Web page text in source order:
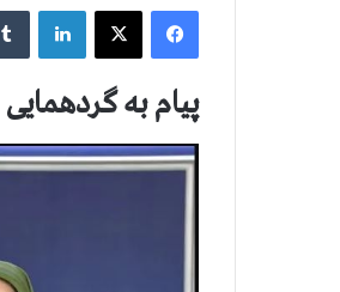
فیس بوک X
پیام به